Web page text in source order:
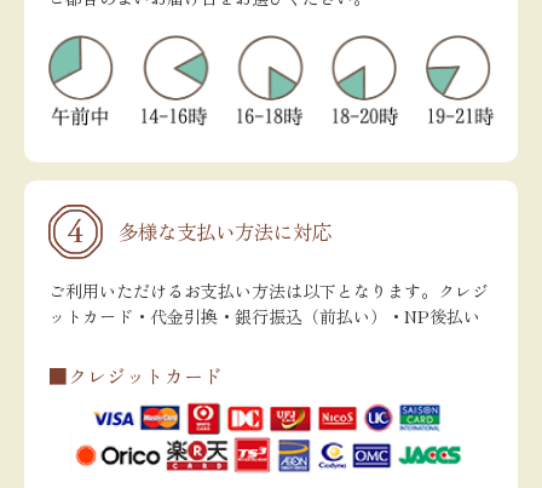
多様な支払い方法に対応
ご利用いただけるお支払い方法は以下となります。クレジ
ットカード・代金引換・銀行振込（前払い）・NP後払い
■クレジットカード